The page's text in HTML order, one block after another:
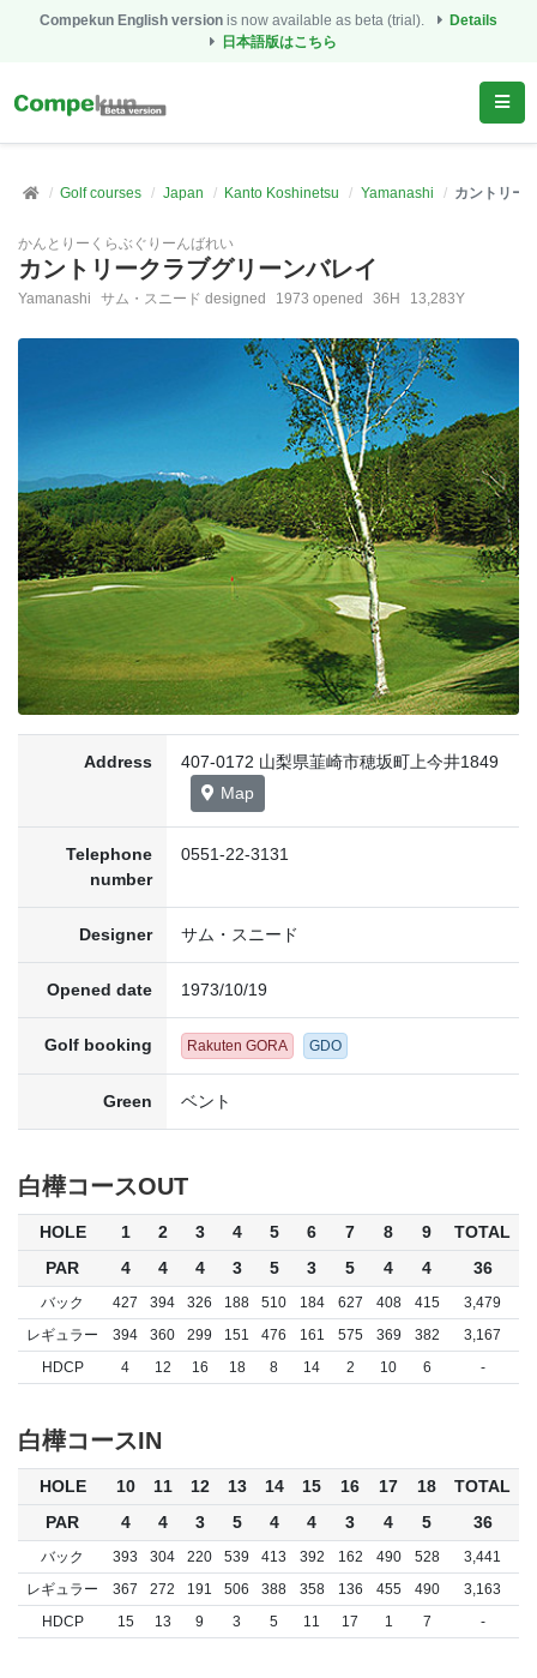
Compekun English version is now available as beta (trial).
Details
日本語版はこちら
Golf courses Japan Kanto Koshinetsu Yamanashi カントリー
かんとりーくらぶぐりーんばれい
カントリークラブグリーンバレイ
Yamanashi サム・スニード designed 1973 opened 36H 13,283Y
Address
407-0172 山梨県韮崎市穂坂町上今井1849
Map
Telephone
number
0551-22-3131
Designer サム・スニード
Opened date 1973/10/19
Golf booking Rakuten GORA GDO
Green ベント
白樺コースOUT
HOLE 1 2 3 4 5 6 7 8 9
TOTAL
PAR
4 4 4 3 5 3 5 4 4 36
バック 427 394 326 188 510 184 627 408 415
3,479
レギュラー
394 360 299 151 476 161 575 369 382
3,167
HDCP
4 12 16 18 8 14 2 10 6 -
白樺コースIN
HOLE 10 11 12 13 14 15 16 17 18
TOTAL
PAR
4 4 3 5 4 4 3 4 5 36
バック 393 304 220 539 413 392 162 490 528
3,441
レギュラー
367 272 191 506 388 358 136 455 490
3,163
HDCP
15 13 9 3 5 11 17 1 7 -